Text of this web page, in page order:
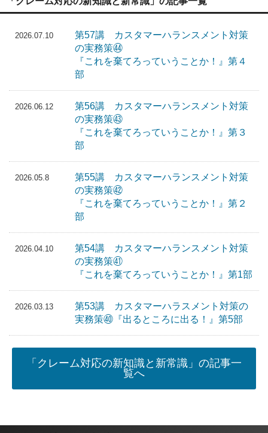
2026.07.10
第57講 カスタマーハランスメント対策
の実務策㊹
『これを棄てろっていうことか！』第４
部
2026.06.12
第56講 カスタマーハランスメント対策
の実務策㊸
『これを棄てろっていうことか！』第３
部
2026.05.8
第55講 カスタマーハランスメント対策
の実務策㊷
『これを棄てろっていうことか！』第２
部
2026.04.10
第54講 カスタマーハランスメント対策
の実務策㊶
『これを棄てろっていうことか！』第1部
2026.03.13
第53講 カスタマーハラスメント対策の
実務策㊵『出るところに出る！』第5部
「クレーム対応の新知識と新常識」の記事一
覧へ